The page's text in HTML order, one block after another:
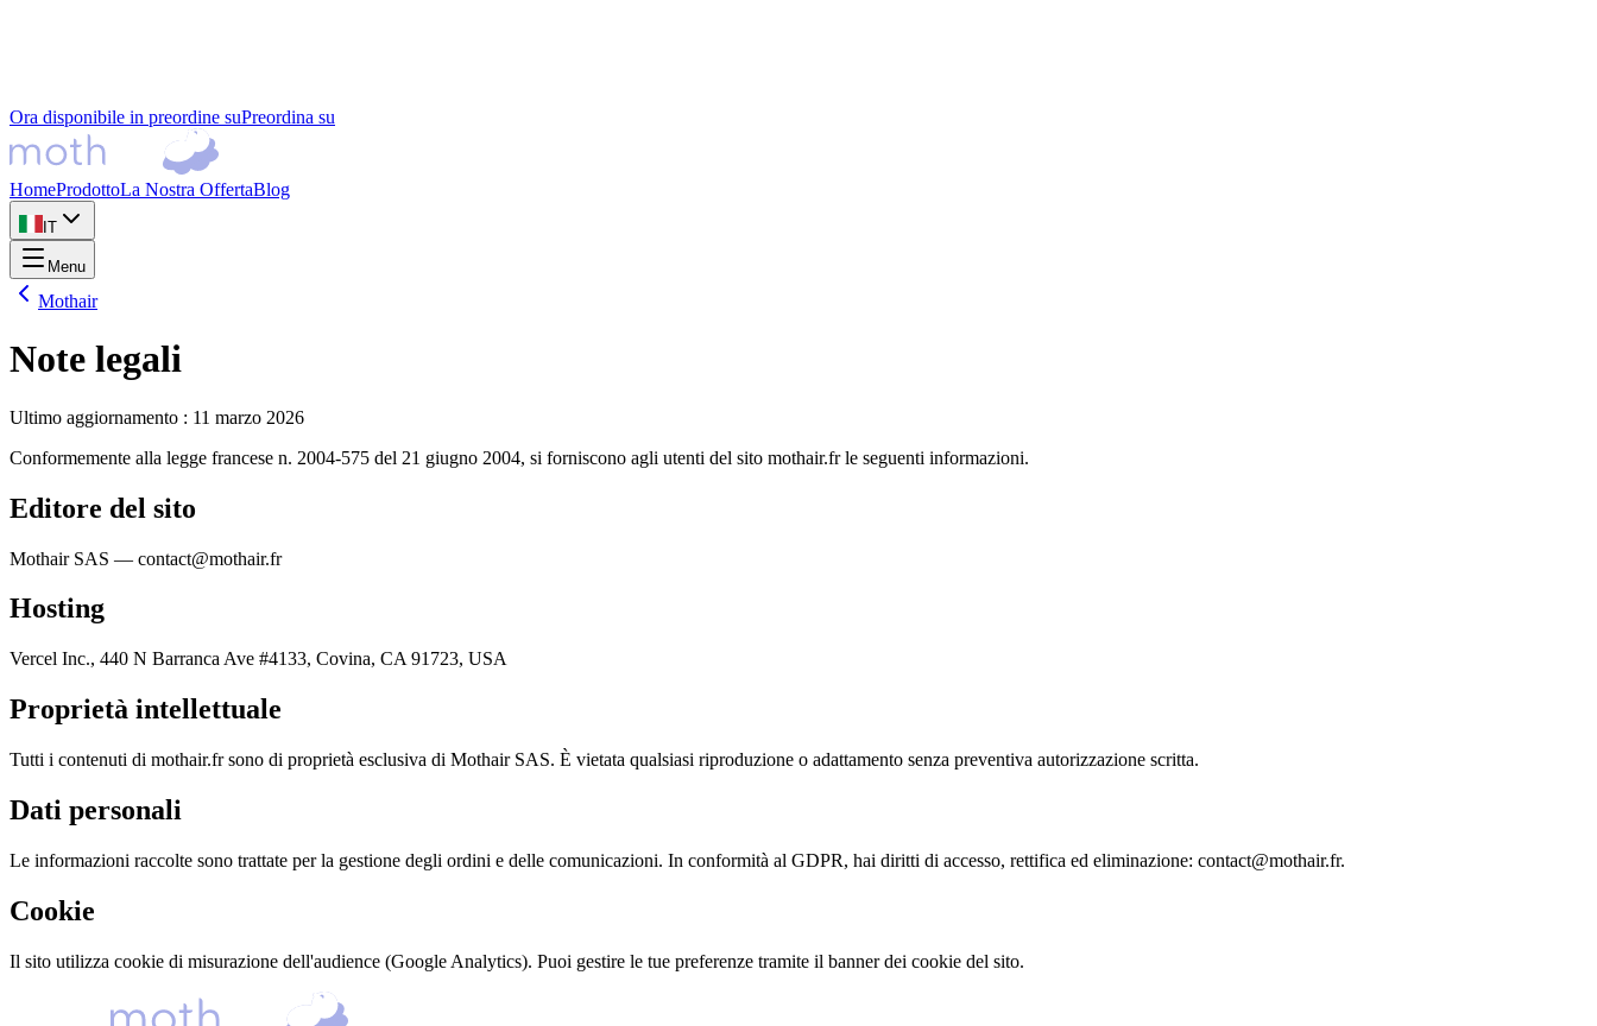
Ora disponibile in preordine suPreordina su
HomeProdottoLa Nostra OffertaBlog
IT
Menu
Mothair
Note legali
Ultimo aggiornamento : 11 marzo 2026
Conformemente alla legge francese n. 2004-575 del 21 giugno 2004, si forniscono agli utenti del sito mothair.fr le seguenti informazioni.
Editore del sito
Mothair SAS — contact@mothair.fr
Hosting
Vercel Inc., 440 N Barranca Ave #4133, Covina, CA 91723, USA
Proprietà intellettuale
Tutti i contenuti di mothair.fr sono di proprietà esclusiva di Mothair SAS. È vietata qualsiasi riproduzione o adattamento senza preventiva autorizzazione scritta.
Dati personali
Le informazioni raccolte sono trattate per la gestione degli ordini e delle comunicazioni. In conformità al GDPR, hai diritti di accesso, rettifica ed eliminazione: contact@mothair.fr.
Cookie
Il sito utilizza cookie di misurazione dell'audience (Google Analytics). Puoi gestire le tue preferenze tramite il banner dei cookie del sito.